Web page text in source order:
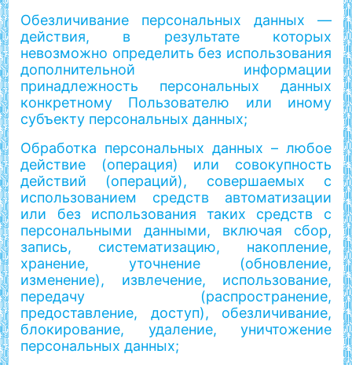
Обезличивание персональных данных —
действия, в результате которых
невозможно определить без использования
дополнительной информации
принадлежность персональных данных
конкретному Пользователю или иному
субъекту персональных данных;
Обработка персональных данных – любое
действие (операция) или совокупность
действий (операций), совершаемых с
использованием средств автоматизации
или без использования таких средств с
персональными данными, включая сбор,
запись, систематизацию, накопление,
хранение, уточнение (обновление,
изменение), извлечение, использование,
передачу (распространение,
предоставление, доступ), обезличивание,
блокирование, удаление, уничтожение
персональных данных;